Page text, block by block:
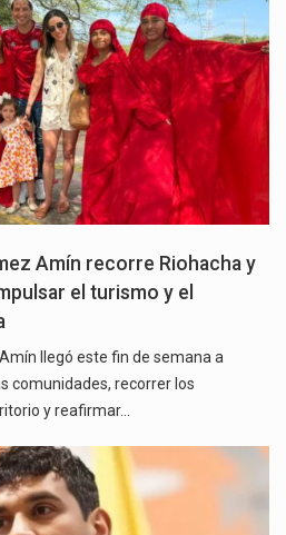
Amín recorre Riohacha y
el turismo y el
llegó este fin de semana a
comunidades, recorrer los
y reafirmar…